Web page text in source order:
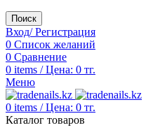
Поиск
Вход/ Регистрация
0 Список желаний
0 Сравнение
0 items / Цена: 0 тг.
Меню
0 items / Цена: 0 тг.
Каталог товаров